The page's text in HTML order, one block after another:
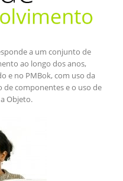
a um conjunto de
ao longo dos anos,
e no PMBok, com uso da
de componentes e o uso de
Objeto.